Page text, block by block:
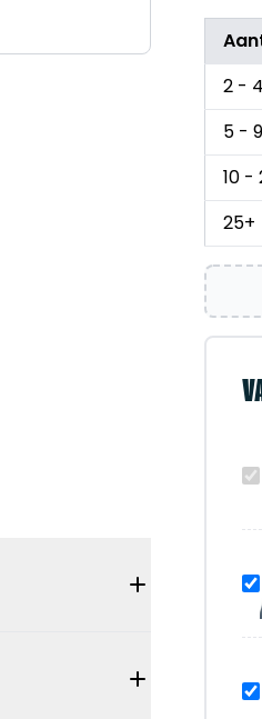
2 - 4
5 - 9
10 -
25+